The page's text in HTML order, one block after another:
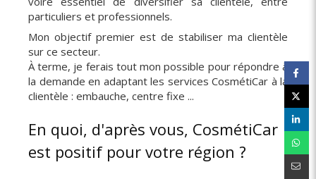
particuliers et professionnels.
Mon objectif premier est de stabiliser ma clientèle
sur ce secteur.
À terme, je ferais tout mon possible pour répondre à
la demande en adaptant les services CosmétiCar à la
clientèle : embauche, centre fixe ...
En quoi, d'après vous, CosmétiCar
est positif pour votre région ?